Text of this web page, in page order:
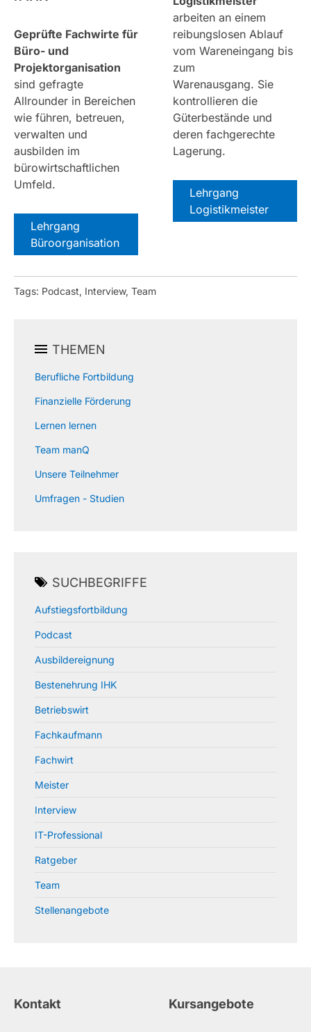
Geprüfte Fachwirte für
Büro- und
Projektorganisation
sind gefragte
Allrounder in Bereichen
wie führen, betreuen,
verwalten und
ausbilden im
bürowirtschaftlichen
Umfeld.
Lehrgang
Büroorganisation
arbeiten an einem
reibungslosen Ablauf
vom Wareneingang bis
zum
Warenausgang. Sie
kontrollieren die
Güterbestände und
deren fachgerechte
Lagerung.
Lehrgang
Logistikmeister
Tags: Podcast, Interview, Team
THEMEN
Berufliche Fortbildung
Finanzielle Förderung
Lernen lernen
Team manQ
Unsere Teilnehmer
Umfragen - Studien
SUCHBEGRIFFE
Aufstiegsfortbildung
Podcast
Ausbildereignung
Bestenehrung IHK
Betriebswirt
Fachkaufmann
Fachwirt
Meister
Interview
IT-Professional
Ratgeber
Team
Stellenangebote
Kontakt Kursangebote